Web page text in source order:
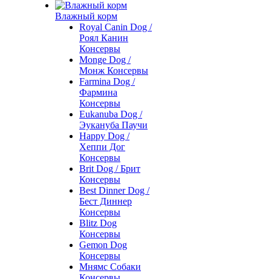
Влажный корм
Royal Canin Dog /
Роял Канин
Консервы
Monge Dog /
Монж Консервы
Farmina Dog /
Фармина
Консервы
Eukanuba Dog /
Эукануба Паучи
Happy Dog /
Хеппи Дог
Консервы
Brit Dog / Брит
Консервы
Best Dinner Dog /
Бест Диннер
Консервы
Blitz Dog
Консервы
Gemon Dog
Консервы
Мнямс Собаки